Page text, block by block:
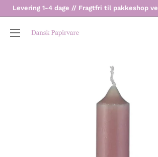
Levering 1-4 dage // Fragtfri til pakkeshop
Dansk